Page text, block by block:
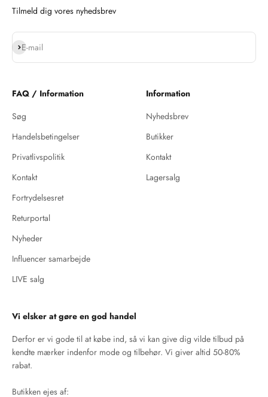
Tilmeld dig vores nyhedsbrev
E-mail
Abonnér
FAQ / Information
Søg
Handelsbetingelser
Privatlivspolitik
Kontakt
Fortrydelsesret
Returportal
Nyheder
Influencer samarbejde
LIVE salg
Information
Nyhedsbrev
Butikker
Kontakt
Lagersalg
Vi elsker at gøre en god handel
Derfor er vi gode til at købe ind, så vi kan give dig vilde tilbud på
kendte mærker indenfor mode og tilbehør. Vi giver altid 50-80%
rabat.
Butikken ejes af: